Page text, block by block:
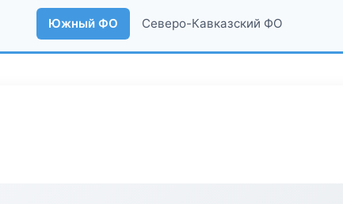
Южный ФО Северо-Кавказский ФО